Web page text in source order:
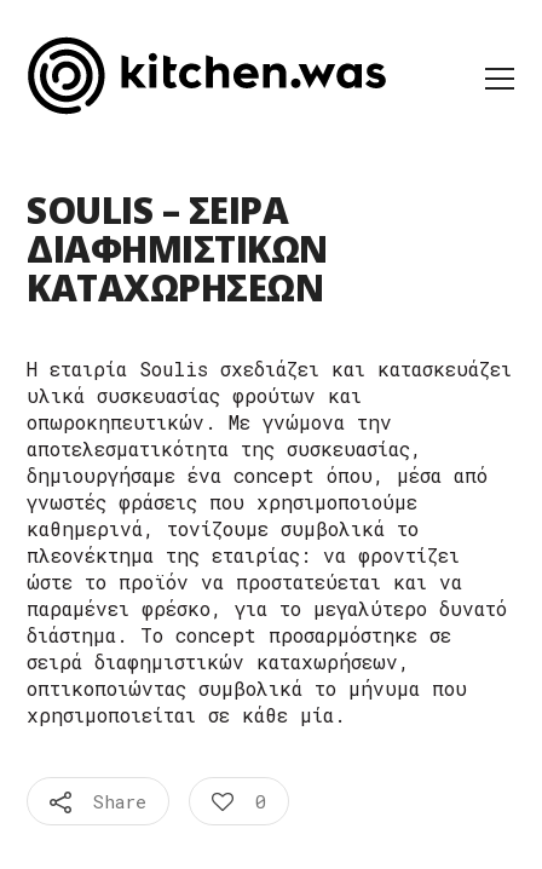
SOULIS – ΣΕΙΡΑ
ΔΙΑΦΗΜΙΣΤΙΚΩΝ
ΚΑΤΑΧΩΡΗΣΕΩΝ
Η εταιρία Soulis σχεδιάζει και κατασκευάζει
υλικά συσκευασίας φρούτων και
οπωροκηπευτικών. Με γνώμονα την
αποτελεσματικότητα της συσκευασίας,
δημιουργήσαμε ένα concept όπου, μέσα από
γνωστές φράσεις που χρησιμοποιούμε
καθημερινά, τονίζουμε συμβολικά το
πλεονέκτημα της εταιρίας: να φροντίζει
ώστε το προϊόν να προστατεύεται και να
παραμένει φρέσκο, για το μεγαλύτερο δυνατό
διάστημα. Το concept προσαρμόστηκε σε
σειρά διαφημιστικών καταχωρήσεων,
οπτικοποιώντας συμβολικά το μήνυμα που
χρησιμοποιείται σε κάθε μία.
Share 0